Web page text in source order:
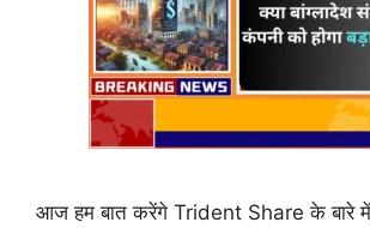
आज हम बात करेंगे Trident Share के बारे